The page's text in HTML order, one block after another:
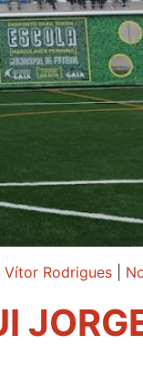
Vítor Rodrigues